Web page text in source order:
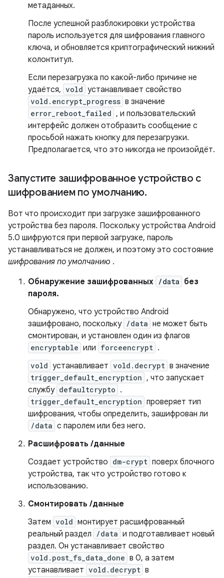
метаданных.
После успешной разблокировки устройства
пароль используется для шифрования главного
ключа, и обновляется криптографический нижний
колонтитул.
Если перезагрузка по какой-либо причине не
удаётся, vold устанавливает свойство
vold.encrypt_progress в значение
error_reboot_failed , и пользовательский
интерфейс должен отобразить сообщение с
просьбой нажать кнопку для перезагрузки.
Предполагается, что это никогда не произойдёт.
Запустите зашифрованное устройство с
шифрованием по умолчанию.
Вот что происходит при загрузке зашифрованного
устройства без пароля. Поскольку устройства Android
5.0 шифруются при первой загрузке, пароль
устанавливаться не должен, и поэтому это состояние
шифрования по умолчанию .
Обнаружение зашифрованных /data без
пароля.
Обнаружено, что устройство Android
зашифровано, поскольку /data не может быть
смонтирован, и установлен один из флагов
encryptable или forceencrypt .
vold устанавливает vold.decrypt в значение
trigger_default_encryption , что запускает
службу defaultcrypto .
trigger_default_encryption проверяет тип
шифрования, чтобы определить, зашифрован ли
/data с паролем или без него.
Расшифровать /данные
Создает устройство dm-crypt поверх блочного
устройства, так что устройство готово к
использованию.
Смонтировать /данные
Затем vold монтирует расшифрованный
реальный раздел
/data и подготавливает новый
раздел. Он устанавливает свойство
vold.post_fs_data_done в 0, а затем
устанавливает vold.decrypt в